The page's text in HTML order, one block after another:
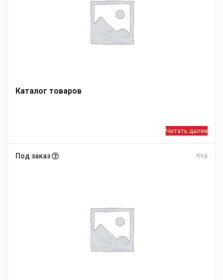
Каталог товаров
Читать далее
Под заказ Код